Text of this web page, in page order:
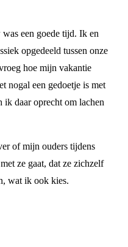
een goede tijd. Ik en
opgedeeld tussen onze
hoe mijn vakantie
nogal een gedoetje is met
ik daar oprecht om lachen
of mijn ouders tijdens
ze gaat, dat ze zichzelf
wat ik ook kies.